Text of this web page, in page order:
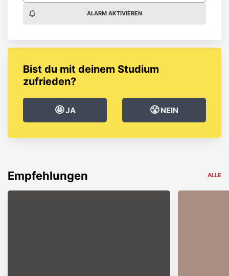
ALARM AKTIVIEREN
Bist du mit deinem Studium
zufrieden?
🤩JA 😤NEIN
Empfehlungen ALLE